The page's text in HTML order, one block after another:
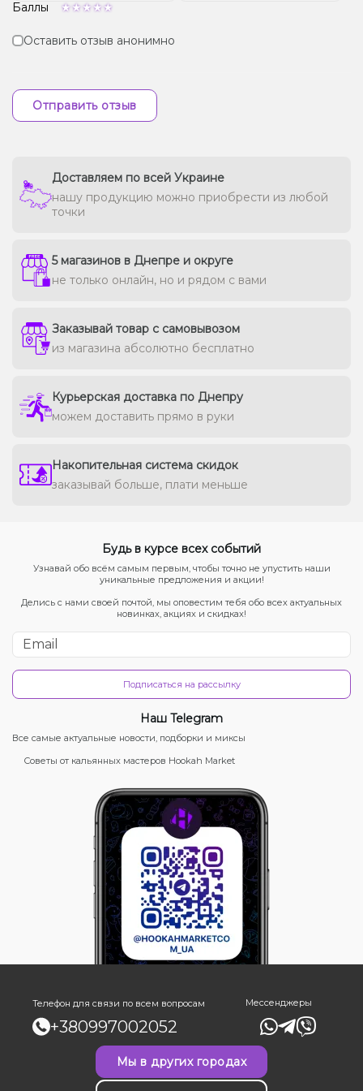
Баллы
Оставить отзыв анонимно
Отправить отзыв
Доставляем по всей Украине
нашу продукцию можно приобрести из любой
точки
5 магазинов в Днепре и округе
не только онлайн, но и рядом с вами
Заказывай товар с самовывозом
из магазина абсолютно бесплатно
Курьерская доставка по Днепру
можем доставить прямо в руки
Накопительная система скидок
заказывай больше, плати меньше
Будь в курсе всех событий
Узнавай обо всём самым первым, чтобы точно не упустить наши
уникальные предложения и акции!
Делись с нами своей почтой, мы оповестим тебя обо всех актуальных
новинках, акциях и скидках!
Подписаться на рассылку
Наш Telegram
Все самые актуальные новости, подборки и миксы
Советы от кальянных мастеров Hookah Market
Телефон для связи по всем вопросам
+380997002052
Мессенджеры
Мы в других городах